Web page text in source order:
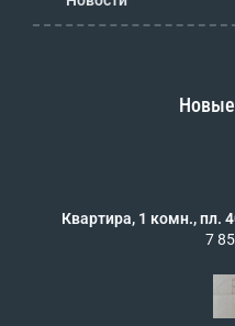
Квартира, 1 комн., пл.
7